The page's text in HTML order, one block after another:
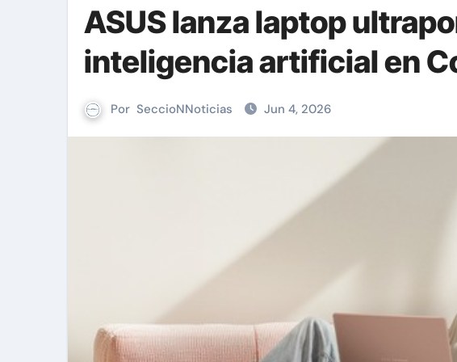
ASUS lanza laptop
inteligencia artificial en
Por SeccioNNoticias Jun 4, 2026